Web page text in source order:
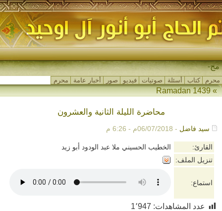
مجالس_
محرم كتاب أسئلة صوتيات فيديو صور أخبار عامة محرم
»
Ramadan 1439
محاضرة الليلة الثانية والعشرون
سيد فاضل - 06/07/2018م - 6:26 م
القارئ:
الخطيب الحسيني ملا عبد الودود أبو زيد
تنزيل الملف:
استماع:
عدد المشاهدات: 1٬947